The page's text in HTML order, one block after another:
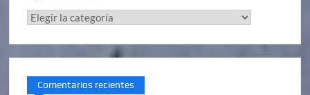
Categorías
Comentarios recientes